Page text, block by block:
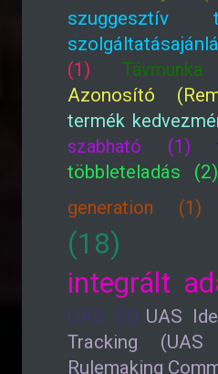
szuggesztív
(1)
Azonosító
termék
szabható (1)
többleteladás (2)
generation (1)
(18)
integrált
UAS (3) UAS
Tracking
Rulemaking